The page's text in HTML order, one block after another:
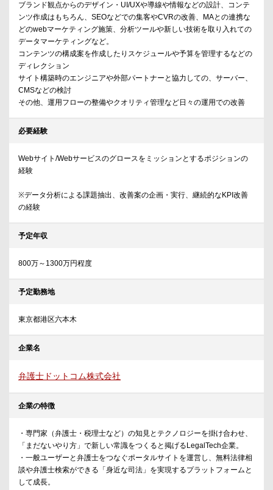
ブランド観点からのデザイン・UI/UXや導線や情報などの設計、コンテ
ンツ作成はもちろん、SEOなどでの集客やCVRの改善、MAとの連携な
どのwebマーケティング施策、分析ツールや新しい技術を取り入れての
データマーケティングなど。
コンテンツの構成案を作成したりスケジュールや予算を管理するなどの
ディレクション
サイト構築時のエンジニアや外部パートナーと協力しての、サーバー、
CMSなどの検討
その他、運用フローの整備やクオリティ管理など日々の運用での改善
必要経験
Webサイト/Webサービスのグロースをミッションとするポジションの
経験
※データ分析による課題抽出、改善案の企画・実行、継続的なKPI改善
の経験
予定年収
800万～1300万円程度
予定勤務地
東京都港区六本木
企業名
弁護士ドットコム株式会社
企業の特徴
・専門家（弁護士・税理士など）の知見とテクノロジーを掛け合わせ、
「まだないやり方」で新しい常識をつくると掲げるLegalTech企業。
・一般ユーザーと弁護士をつなぐポータルサイトを運営し、無料法律相
談や弁護士検索ができる「身近な司法」を実現するプラットフォームと
して成長。